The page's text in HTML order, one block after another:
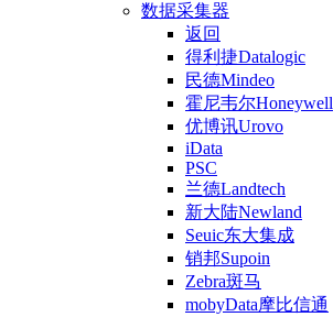
数据采集器
返回
得利捷Datalogic
民德Mindeo
霍尼韦尔Honeywell
优博讯Urovo
iData
PSC
兰德Landtech
新大陆Newland
Seuic东大集成
销邦Supoin
Zebra斑马
mobyData摩比信通